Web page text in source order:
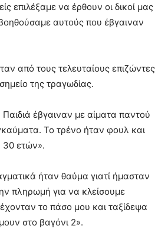
επιλέξαμε να έρθουν οι δικοί μας
αυτούς που έβγαιναν
από τους τελευταίους επιζώντες
της τραγωδίας.
έβγαιναν με αίματα παντού
Το τρένο ήταν φουλ και
30 ετών».
ήταν θαύμα γιατί ήμασταν
πληρωμή για να κλείσουμε
το πάσο μου και ταξίδεψα
στο βαγόνι 2».